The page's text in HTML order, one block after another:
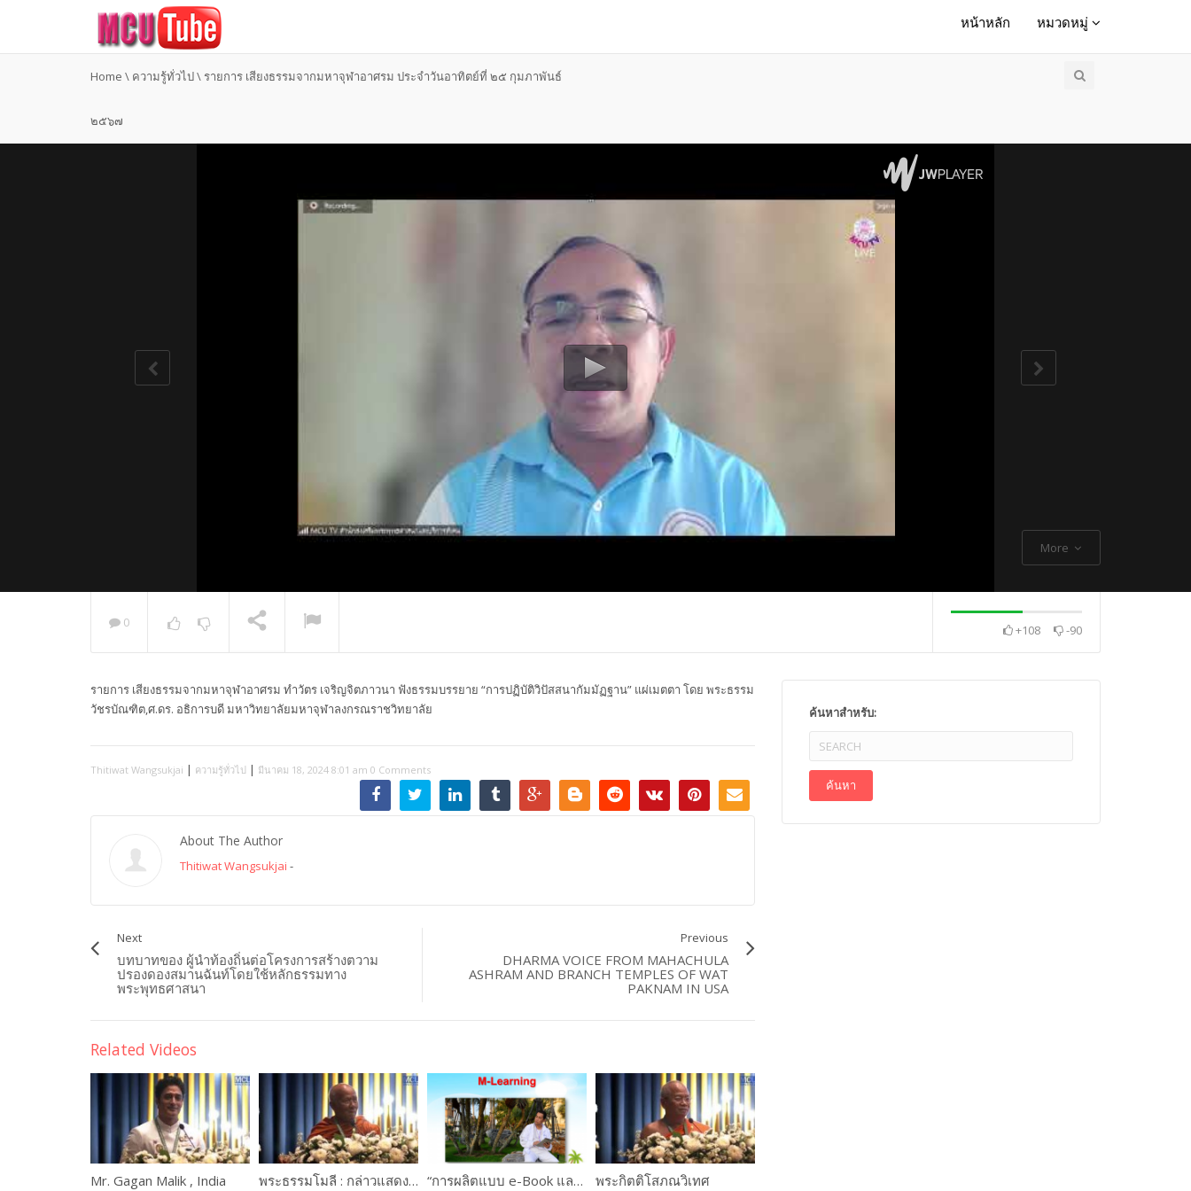
หน้าหลัก หมวดหมู่
Home \ ความรู้ทั่วไป\รายการ เสียงธรรมจากมหาจุฬาอาศรม ประจำวันอาทิตย์ที่ ๒๕ กุมภาพันธ์
๒๕๖๗
More
NOW PLAYING
กล่าวแสดงความยินดี
ความยินดี
Most Ven Dr. Thch Quang
Ba, Australia
0 +108 -90
รายการ เสียงธรรมจากมหาจุฬาอาศรม ทำวัตร เจริญจิตภาวนา ฟังธรรมบรรยาย “การปฏิบัติวิปัสสนากัมมัฏฐาน” แผ่เมตตา โดย พระธรรม
วัชรบัณฑิต,ศ.ดร. อธิการบดี มหาวิทยาลัยมหาจุฬาลงกรณราชวิทยาลัย
Thitiwat Wangsukjai | ความรู้ทั่วไป | มีนาคม 18, 2024 8:01 am 0 Comments
About The Author
Thitiwat Wangsukjai -
Next
บทบาทของ ผู้นำท้องถิ่นต่อโครงการสร้างตวาม
ปรองดองสมานฉันท์โดยใช้หลักธรรมทาง
พระพุทธศาสนา
Previous
DHARMA VOICE FROM MAHACHULA
ASHRAM AND BRANCH TEMPLES OF WAT
PAKNAM IN USA
Related Videos
Mr. Gagan Malik , India พระธรรมโมลี : กล่าวแสดงความยินดี “การผลิตแบบ e-Book และการใช้งานระบบ M-Learning ” ดร.เกษม แสงนนท์ และคณะ PART #2 พระกิตติโสภณวิเทศ
ค้นหาสำหรับ: